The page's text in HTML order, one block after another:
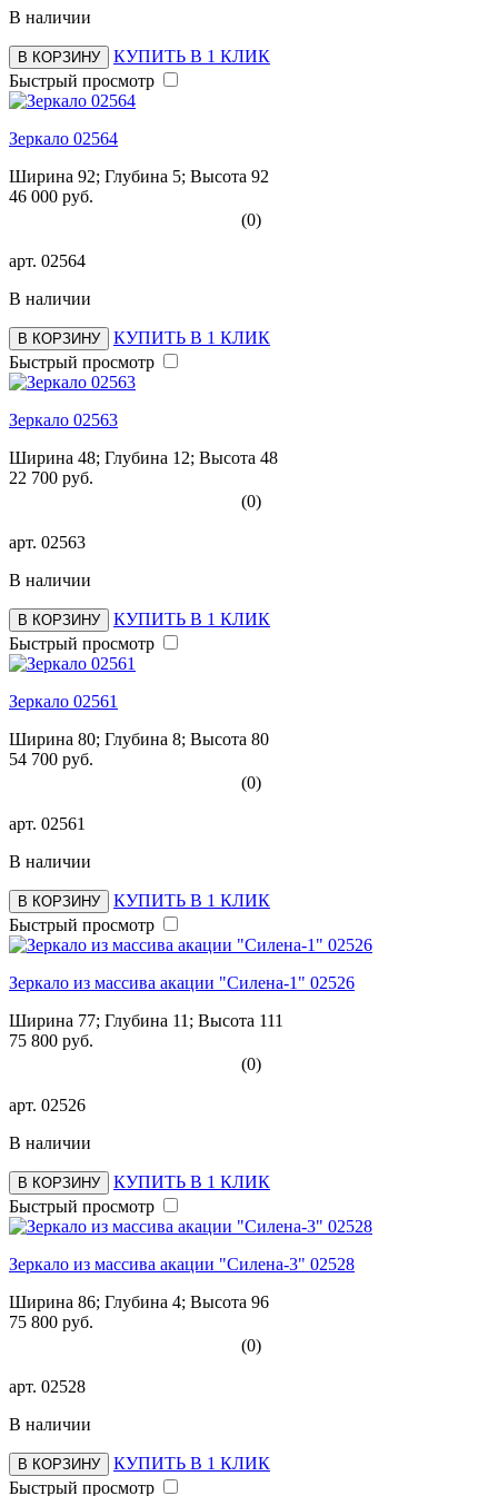
В наличии
В КОРЗИНУ
КУПИТЬ В 1 КЛИК
Быстрый просмотр
Зеркало 02564
Ширина 92; Глубина 5; Высота 92
46 000 руб.
(0)
арт. 02564
В наличии
В КОРЗИНУ
КУПИТЬ В 1 КЛИК
Быстрый просмотр
Зеркало 02563
Ширина 48; Глубина 12; Высота 48
22 700 руб.
(0)
арт. 02563
В наличии
В КОРЗИНУ
КУПИТЬ В 1 КЛИК
Быстрый просмотр
Зеркало 02561
Ширина 80; Глубина 8; Высота 80
54 700 руб.
(0)
арт. 02561
В наличии
В КОРЗИНУ
КУПИТЬ В 1 КЛИК
Быстрый просмотр
Зеркало из массива акации "Силена-1" 02526
Ширина 77; Глубина 11; Высота 111
75 800 руб.
(0)
арт. 02526
В наличии
В КОРЗИНУ
КУПИТЬ В 1 КЛИК
Быстрый просмотр
Зеркало из массива акации "Силена-3" 02528
Ширина 86; Глубина 4; Высота 96
75 800 руб.
(0)
арт. 02528
В наличии
В КОРЗИНУ
КУПИТЬ В 1 КЛИК
Быстрый просмотр